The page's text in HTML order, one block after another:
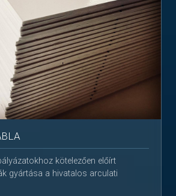
kötelezően előírt
gyártása a hivatalos arculati